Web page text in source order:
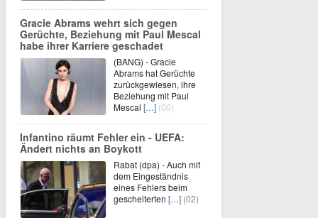
Gracie Abrams wehrt sich gegen
Gerüchte, Beziehung mit Paul Mescal
habe ihrer Karriere geschadet
(BANG) - Gracie
Abrams hat Gerüchte
zurückgewiesen, ihre
Beziehung mit Paul
Mescal […] (00)
Infantino räumt Fehler ein - UEFA:
Ändert nichts an Boykott
Rabat (dpa) - Auch mit
dem Eingeständnis
eines Fehlers beim
gescheiterten […] (02)